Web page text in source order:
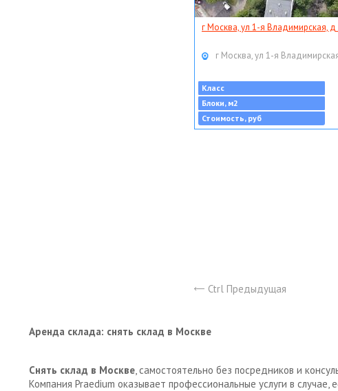
г Москва, ул 1-я Владимирская, д
г Москва, ул 1-я
Класс
Блоки, м2
Стоимость, руб
Ctrl Предыдущая
Аренда склада: снять склад в Москве
Снять склад в Москве, самостоятельно без посредников и
Компания Praedium оказывает профессиональные услуги в